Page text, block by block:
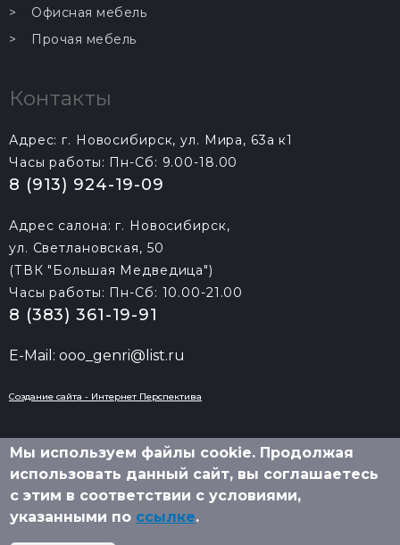
Офисная мебель
Прочая мебель
Контакты
Адрес: г. Новосибирск, ул. Мира, 63а к1
Часы работы: Пн-Сб: 9.00-18.00
8 (913) 924-19-09
Адрес салона: г. Новосибирск,
ул. Светлановская, 50
(ТВК "Большая Медведица")
Часы работы: Пн-Сб: 10.00-21.00
8 (383) 361-19-91
E-Mail: ooo_genri@list.ru
Создание сайта - Интернет Перспектива
2010-2026 © «Генри»
Мы используем файлы cookie. Продолжая
использовать данный сайт, вы соглашаетесь
с этим в соответствии с условиями,
указанными по ссылке.